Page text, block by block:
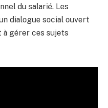
du salarié. Les
dialogue social ouvert
gérer ces sujets